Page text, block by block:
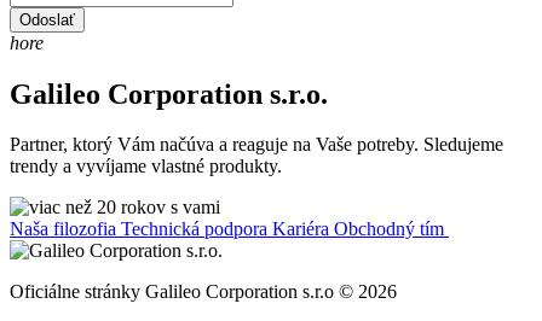
Odoslať
hore
Galileo Corporation s.r.o.
Partner, ktorý Vám načúva a reaguje na Vaše potreby. Sledujeme
trendy a vyvíjame vlastné produkty.
Naša filozofia Technická podpora Kariéra Obchodný tím
Oficiálne stránky Galileo Corporation s.r.o © 2026